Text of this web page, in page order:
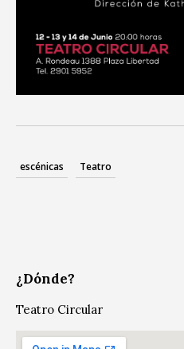
escénicas Teatro
¿Dónde?
Teatro Circular